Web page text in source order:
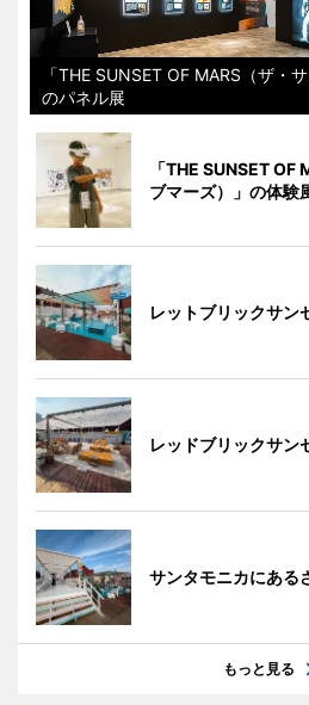
「THE SUNSET OF MARS（ザ・
のパネル展
「THE SUNSET
ブマーズ）」の体験
レットブリックサ
レッドブリックサ
サンタモニカにある
もっと見る